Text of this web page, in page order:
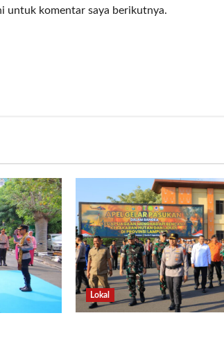
untuk komentar saya berikutnya.
Lokal